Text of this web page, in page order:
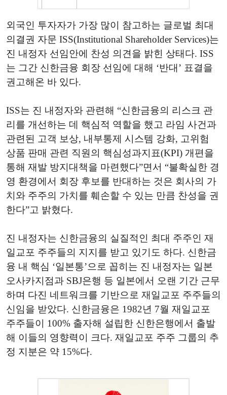
외국인 투자자가 가장 많이 참고하는 글로벌 최대
의결권 자문 ISS(Institutional Shareholder Services)는
진 내정자 선임안에 찬성 의견을 밝힌 상태다. ISS
는 그간 신한금융 회장 선임에 대해 ‘반대’ 표결을
권고해온 바 있다.
ISS는 진 내정자와 관련해 “신한금융의 리스크 관
리를 개선하는 데 핵심적 역할을 했고 라임 사건과
관련된 고객 보상, 내부통제 시스템 강화, 고위험
상품 판매 관련 직원의 핵심성과지표(KPI) 개편을
통해 재발 방지대책을 마련했다”면서 “불확실한 경
영 환경에서 회장 후보를 반대하는 것은 회사의 가
치와 주주의 가치를 훼손할 수 있는 만큼 찬성을 권
한다”고 밝혔다.
진 내정자는 신한금융의 실질적인 최대 주주인 재
일교포 주주들의 지지를 받고 있기도 하다. 신한금
융 내 핵심 ‘일본통’으로 꼽히는 진 내정자는 일본
오사카지점과 SBJ은행 등 일본에서 오랜 기간 근무
하며 다진 네트워크를 기반으로 재일교포 주주들의
신임을 받았다. 신한금융은 1982년 7월 재일교포
주주들이 100% 출자해 설립한 신한은행에서 출발
해 이들의 영향력이 크다. 재일교포 주주 그룹의 추
정 지분은 약 15%다.